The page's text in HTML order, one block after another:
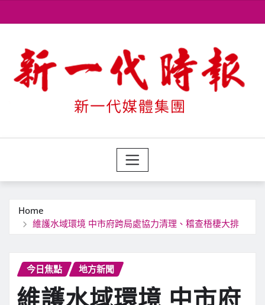
to
Home
維護水域環境 中市府跨局處協力清理、稽查梧棲大排
今日焦點 地方新聞
維護水域環境 中市府